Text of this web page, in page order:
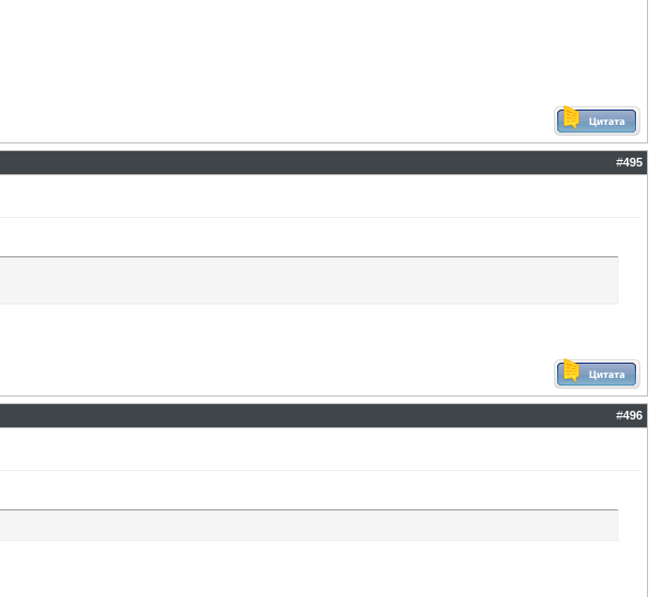
#495
#496